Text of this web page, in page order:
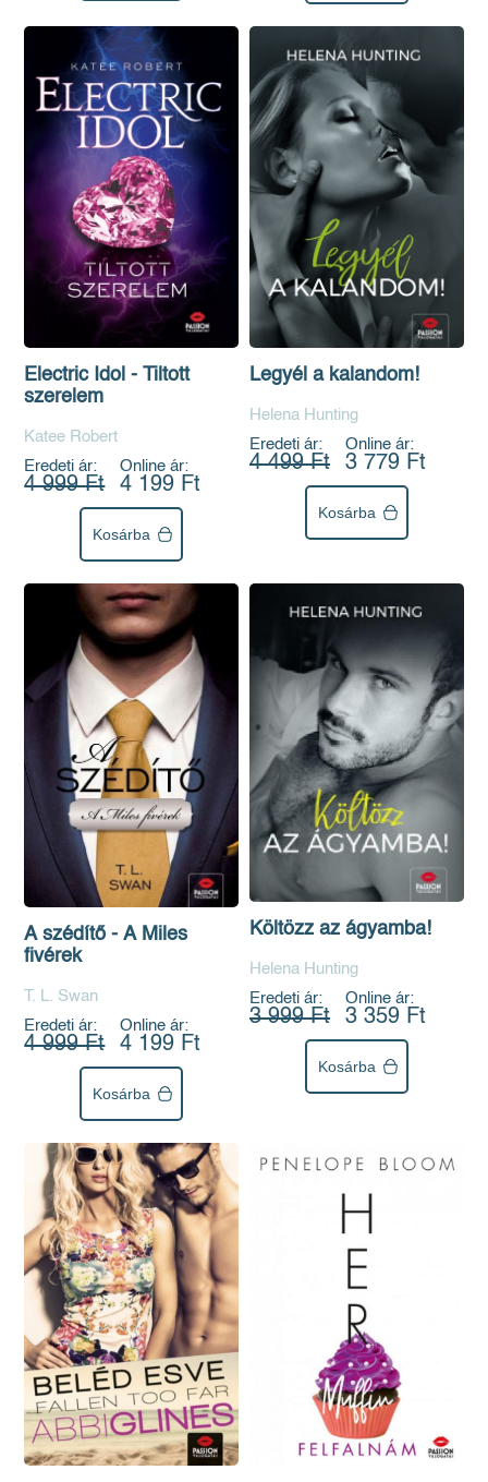
Electric Idol - Tiltott
szerelem
Katee Robert
Eredeti ár:
4 999 Ft
Online ár:
4 199 Ft
Kosárba
Legyél a kalandom!
Helena Hunting
Eredeti ár:
4 499 Ft
Online ár:
3 779 Ft
Kosárba
A szédítő - A Miles
fivérek
T. L. Swan
Eredeti ár:
4 999 Ft
Online ár:
4 199 Ft
Kosárba
Költözz az ágyamba!
Helena Hunting
Eredeti ár:
3 999 Ft
Online ár:
3 359 Ft
Kosárba